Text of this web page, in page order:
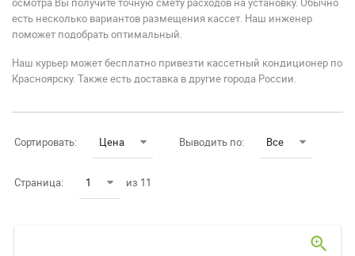
есть несколько вариантов размещения кассет. Наш инженер
поможет подобрать оптимальный.
Наш курьер может бесплатно привезти кассетный кондиционер по
Красноярску. Также есть доставка в другие города России.
Сортировать: Цена Выводить по: Все
Страница: 1 из 11
zoom_in